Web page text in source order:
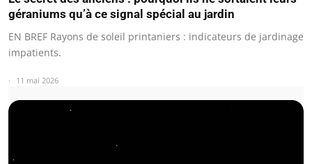
géraniums qu’à ce signal spécial au jardin
EN BREF Rayons de soleil printaniers : indicateurs de jardinage
impatients.
11 mai 2026